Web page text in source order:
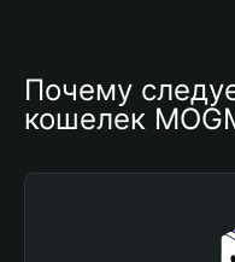
Почему
кошелек